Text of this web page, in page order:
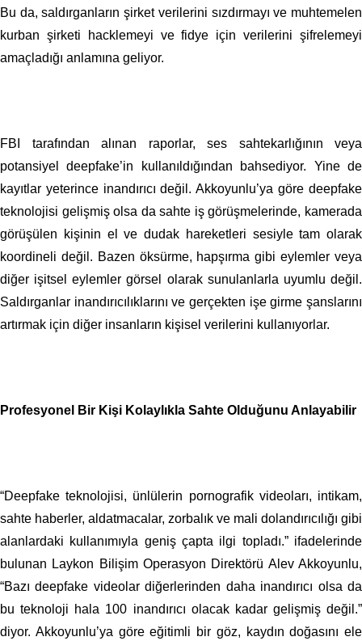
Bu da, saldırganların şirket verilerini sızdırmayı ve muhtemelen
kurban şirketi hacklemeyi ve fidye için verilerini şifrelemeyi
amaçladığı anlamına geliyor.
FBI tarafından alınan raporlar, ses sahtekarlığının veya
potansiyel deepfake’in kullanıldığından bahsediyor. Yine de
kayıtlar yeterince inandırıcı değil. Akkoyunlu’ya göre deepfake
teknolojisi gelişmiş olsa da sahte iş görüşmelerinde, kamerada
görüşülen kişinin el ve dudak hareketleri sesiyle tam olarak
koordineli değil. Bazen öksürme, hapşırma gibi eylemler veya
diğer işitsel eylemler görsel olarak sunulanlarla uyumlu değil.
Saldırganlar inandırıcılıklarını ve gerçekten işe girme şanslarını
artırmak için diğer insanların kişisel verilerini kullanıyorlar.
Profesyonel Bir Kişi Kolaylıkla Sahte Olduğunu Anlayabilir
“Deepfake teknolojisi, ünlülerin pornografik videoları, intikam,
sahte haberler, aldatmacalar, zorbalık ve mali dolandırıcılığı gibi
alanlardaki kullanımıyla geniş çapta ilgi topladı.” ifadelerinde
bulunan Laykon Bilişim Operasyon Direktörü Alev Akkoyunlu,
“Bazı deepfake videolar diğerlerinden daha inandırıcı olsa da
bu teknoloji hala 100 inandırıcı olacak kadar gelişmiş değil.”
diyor. Akkoyunlu’ya göre eğitimli bir göz, kaydın doğasını ele